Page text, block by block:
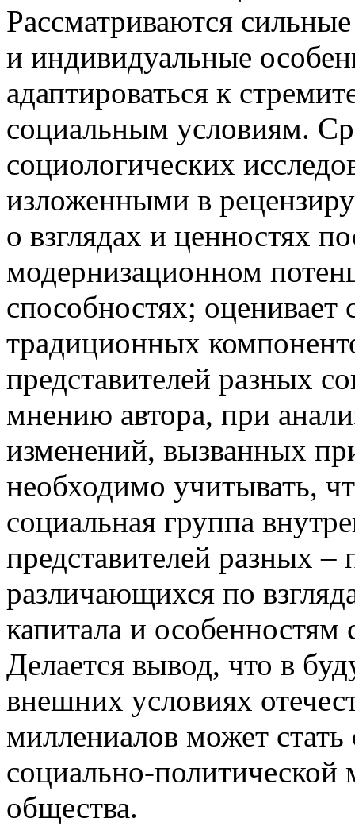
Рассматриваются
и индивидуальные
адаптироваться к
социальным условиям.
социологических
изложенными в
о взглядах и ценностях
модернизационном
способностях;
традиционных
представителей разных
мнению автора, при
изменений, вызванных
необходимо учитывать,
социальная группа
представителей разных
различающихся по
капитала и
Делается вывод, что в
внешних условиях
миллениалов может
социально-политической
общества.